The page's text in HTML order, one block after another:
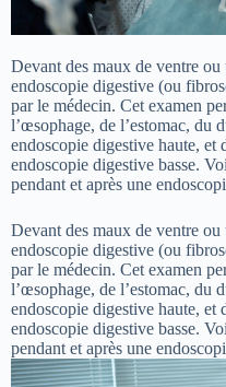
Devant des maux de ventre
endoscopie digestive (ou
par le médecin. Cet examen
l’œsophage, de l’estomac, du
endoscopie digestive haute, et
endoscopie digestive basse.
pendant et après une
Devant des maux de ventre
endoscopie digestive (ou
par le médecin. Cet examen
l’œsophage, de l’estomac, du
endoscopie digestive haute, et
endoscopie digestive basse.
pendant et après une